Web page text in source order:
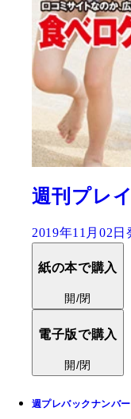
週刊プレ
2019年11月02日
紙の本で購入
開/閉
電子版で購入
開/閉
週プレバックナンバ